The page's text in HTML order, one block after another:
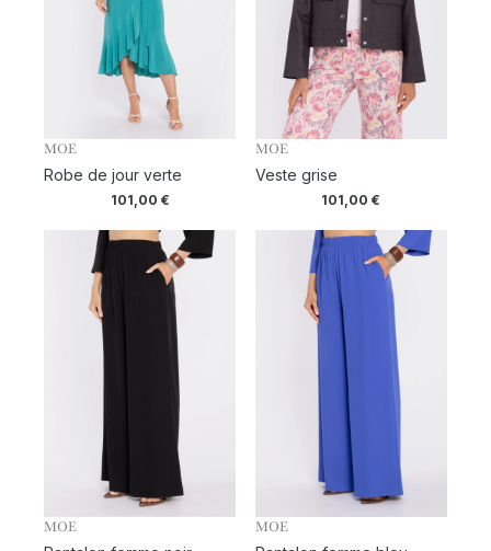
MOE
Robe de jour verte
101,00 €
MOE
Veste grise
101,00€
MOE MOE